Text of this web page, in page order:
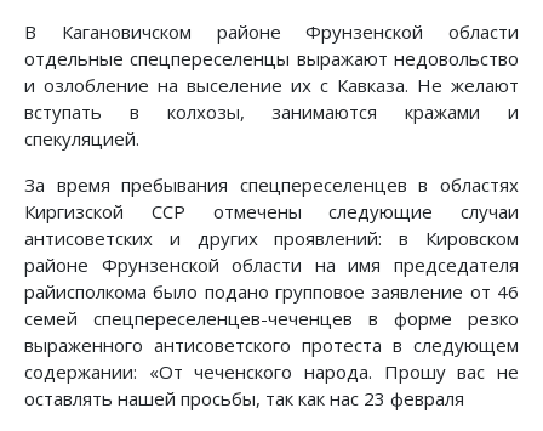
В Кагановичском районе Фрунзенской области
отдельные спецпереселенцы выражают недовольство
и озлобление на выселение их с Кавказа. Не желают
вступать в колхозы, занимаются кражами и
спекуляцией.
За время пребывания спецпереселенцев в областях
Киргизской ССР отмечены следующие случаи
антисоветских и других проявлений: в Кировском
районе Фрунзенской области на имя председателя
райисполкома было подано групповое заявление от 46
семей спецпереселенцев-чеченцев в форме резко
выраженного антисоветского протеста в следующем
содержании: «От чеченского народа. Прошу вас не
оставлять нашей просьбы, так как нас 23 февраля